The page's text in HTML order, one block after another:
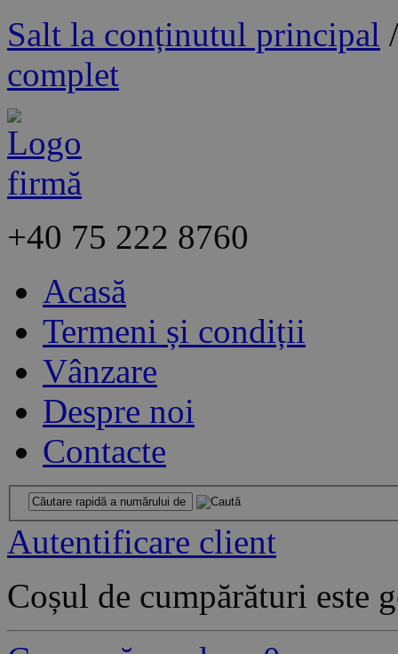
Salt la conținutul principal
complet
+40 75 222 8760
Acasă
Termeni și condiții
Vânzare
Despre noi
Contacte
Autentificare client
Coșul de cumpărături este